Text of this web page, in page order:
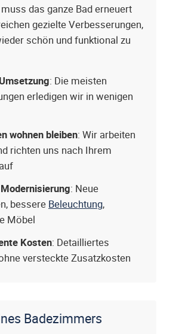
das ganze Bad erneuert
gezielte Verbesserungen,
schön und funktional zu
: Die meisten
erledigen wir in wenigen
wohnen bleiben: Wir arbeiten
richten uns nach Ihrem
: Neue
bessere Beleuchtung,
Möbel
Kosten: Detailliertes
versteckte Zusatzkosten
Badezimmers